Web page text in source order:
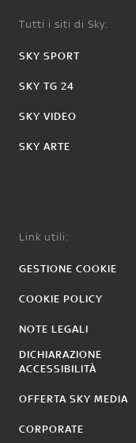
Tutti i siti di Sky:
SKY SPORT
SKY TG 24
SKY VIDEO
SKY ARTE
Link utili:
GESTIONE COOKIE
COOKIE POLICY
NOTE LEGALI
DICHIARAZIONE
ACCESSIBILITÀ
OFFERTA SKY MEDIA
CORPORATE